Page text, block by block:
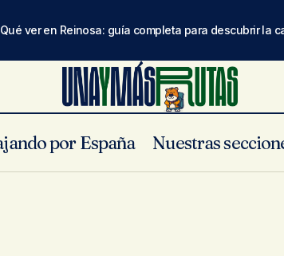
Qué ver en Reinosa: guía completa para descubrir la
por España Nuestras